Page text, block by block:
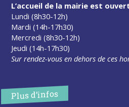
L’accueil de la mairie est
Lundi (8h30-12h)
Mardi (14h-17h30)
Mercredi (8h30-12h)
Jeudi (14h-17h30)
Sur rendez-vous en dehors de ces
Plus d’infos